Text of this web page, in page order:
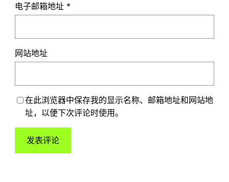
电子邮箱地址 *
网站地址
在此浏览器中保存我的显示名称、邮箱地址和网站地
址，以便下次评论时使用。